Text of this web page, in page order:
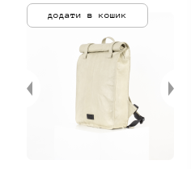
додати в кошик